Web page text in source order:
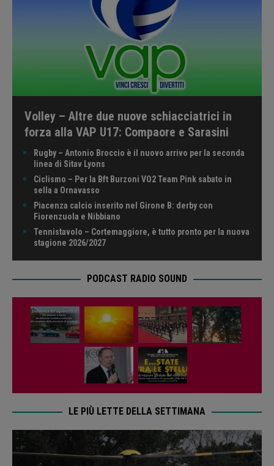
Volley – Altre due nuove schiacciatrici in
forza alla VAP U17: Compaore e Sarasini
Rugby – Antonio Broccio è il nuovo arrivo per la seconda
linea di Sitav Lyons
Ciclismo – Per la Bft Burzoni VO2 Team Pink sabato in
sella a Ornavasso
Piacenza calcio inserito nel Girone B: derby con
Fiorenzuola e Nibbiano
Tennistavolo – Cortemaggiore, è tutto pronto per la nuova
stagione 2026/2027
PODCAST RADIO SOUND
LE PIÙ LETTE DELLA SETTIMANA